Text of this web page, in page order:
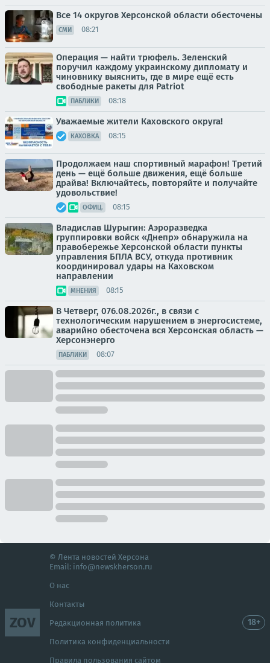
Все 14 округов Херсонской области обесточены
СМИ 08:21
Операция — найти трюфель. Зеленский
поручил каждому украинскому дипломату и
чиновнику выяснить, где в мире ещё есть
свободные ракеты для Patriot
ПАБЛИКИ 08:18
Уважаемые жители Каховского округа!
КАХОВКА 08:15
Продолжаем наш спортивный марафон! Третий
день — ещё больше движения, ещё больше
драйва! Включайтесь, повторяйте и получайте
удовольствие!
ОФИЦ. 08:15
Владислав Шурыгин: Аэроразведка
группировки войск «Днепр» обнаружила на
правобережье Херсонской области пункты
управления БПЛА ВСУ, откуда противник
координировал удары на Каховском
направлении
МНЕНИЯ 08:15
В Четверг, 076.08.2026г., в связи с
технологическим нарушением в энергосистеме,
аварийно обесточена вся Херсонская область —
Херсонэнерго
ПАБЛИКИ 08:07
ZOV
© Лента новостей Херсона
Email: info@newskherson.ru
О нас
Контакты
Редакционная политика
Политика конфиденциальности
Правила пользования сайтом
18+